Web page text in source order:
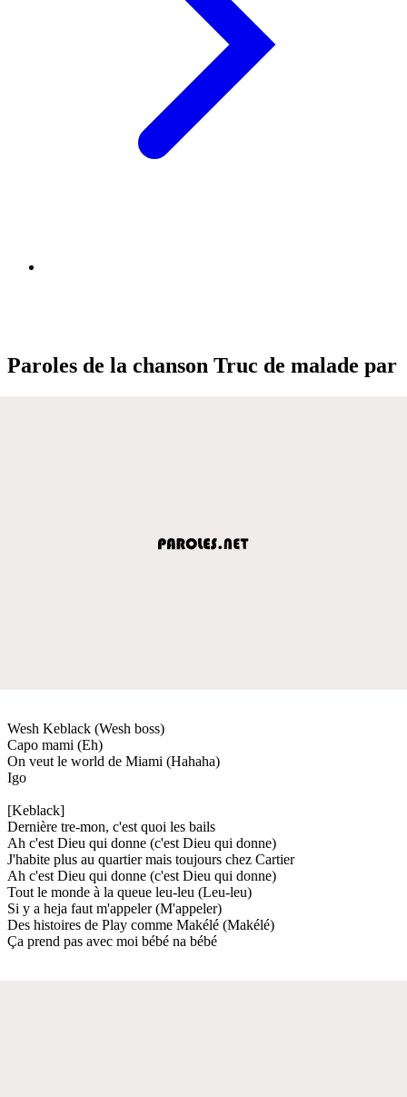
Paroles de la chanson Truc de malade par
Wesh Keblack (Wesh boss)
Capo mami (Eh)
On veut le world de Miami (Hahaha)
Igo
[Keblack]
Dernière tre-mon, c'est quoi les bails
Ah c'est Dieu qui donne (c'est Dieu qui donne)
J'habite plus au quartier mais toujours chez Cartier
Ah c'est Dieu qui donne (c'est Dieu qui donne)
Tout le monde à la queue leu-leu (Leu-leu)
Si y a heja faut m'appeler (M'appeler)
Des histoires de Play comme Makélé (Makélé)
Ça prend pas avec moi bébé na bébé